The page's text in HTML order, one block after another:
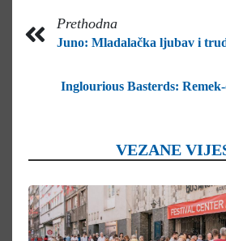
Prethodna
Juno: Mladalačka ljubav i
Inglourious Basterds:
VEZANE